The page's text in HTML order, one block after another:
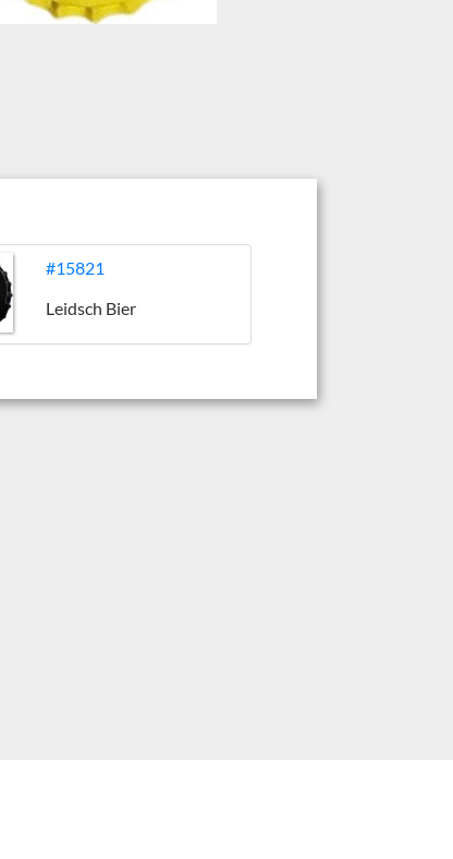
#15821
Leidsch Bier